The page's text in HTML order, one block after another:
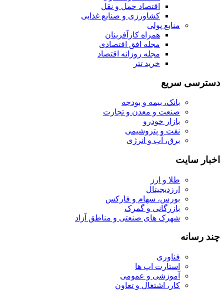
اقتصاد حمل و نقل
کشاورزی و صنایع غذایی
منابع پولی
همراه کارآفرینان
مجله افق اقتصادی
مجله روزانه اقتصاد
خرید تتر
دسترسی سریع
بانک، بیمه و بودجه
صنعت و معدن و تجارت
بازار خودرو
نفت و پتروشیمی
برق، آب و انرژی
اخبار سایت
طلا و ارز
ارزدیجیتال
بورس، سهام و فارکس
بازرگانی و گمرک
شهرک های صنعتی و مناطق آزاد
چند رسانه
فناوری
استارت اپ ها
آموزشی و عمومی
کار، اشتغال و تعاون